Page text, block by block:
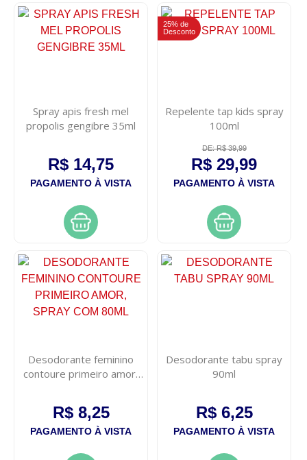
Spray apis fresh mel
propolis gengibre 35ml
R$ 14,75
PAGAMENTO À VISTA
25% de
Desconto
Repelente tap kids spray
100ml
DE: R$ 39,99
R$ 29,99
PAGAMENTO À VISTA
Desodorante feminino
contoure primeiro amor,
R$ 8,25
PAGAMENTO À VISTA
Desodorante tabu spray
90ml
R$ 6,25
PAGAMENTO À VISTA